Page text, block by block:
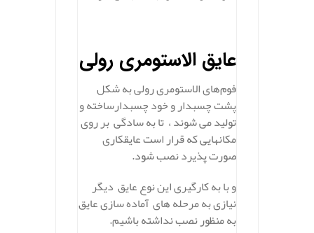
عایق الاستومری رولی
فوم‌های الاستومری رولی به شکل
پشت چسبدار و خود چسبدارساخته و
تولید می شوند ، تا به سادگی بر روی
مکانهایی که قرار است عایقکاری
صورت پذیرد نصب شود.
و با به کارگیری این نوع عایق دیگر
نیازی به مرحله های آماده سازی عایق
به منظور نصب نداشته باشیم.